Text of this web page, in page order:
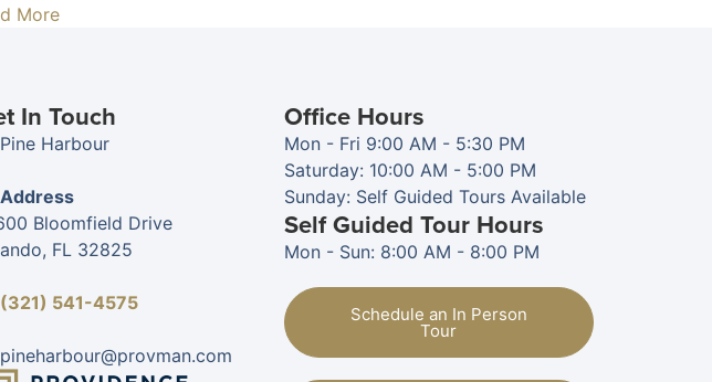
More
In Touch
Pine Harbour
Address
Bloomfield Drive
FL 32825
(321) 541-4575
pineharbour@provman.com
Office Hours
Mon - Fri 9:00 AM - 5:30 PM
Saturday: 10:00 AM - 5:00 PM
Sunday: Self Guided Tours Available
Self Guided Tour Hours
Mon - Sun: 8:00 AM - 8:00 PM
Schedule an In Person
Tour